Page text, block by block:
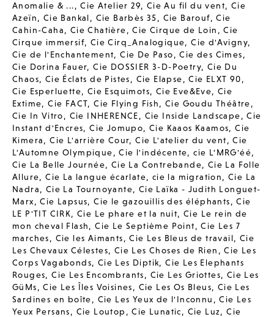
Anomalie & ...,Cie Atelier 29, Cie Au fil du vent, Cie
Azeïn, Cie Bankal, Cie Barbès 35, Cie Barouf,Cie
Cahin-Caha, Cie Chatière,Cie Cirque de Loin ,Cie
Cirque immersif, Cie Cirq_Analogique,Cie d'Avigny,
Cie de l'Enchantement,Cie De Paso,Cie des Cimes,
Cie Dorina Fauer,Cie DOSSIER 3-D-Poetry, Cie Du
Chaos, Cie Éclats de Pistes, Cie Elapse,Cie ELXT 90,
Cie Esperluette, Cie Esquimots, Cie Eve&Eve,Cie
Extime,Cie FACT,Cie Flying Fish,Cie Goudu Théâtre,
Cie In Vitro, Cie INHERENCE, Cie Inside Landscape,Cie
Instant d'Encres,Cie Jomupo,Cie Kaaos Kaamos,Cie
Kimera,Cie L'arrière Cour,Cie L'atelier du vent,Cie
L'Automne Olympique,Cie l'indécente,cie L'MRG'éé,
Cie La Belle Journée, Cie La Contrebande, Cie La Folle
Allure,Cie La langue écarlate, cie la migration,Cie La
Nadra, Cie La Tournoyante, Cie Laïka - Judith Longuet-
Marx,Cie Lapsus,Cie le gazouillis des éléphants,Cie
LE P'TIT CIRK,Cie Le phare et la nuit,Cie Le rein de
mon cheval Flash,Cie Le Septième Point,Cie Les 7
marches, Cie les Aimants,Cie Les Bleus de travail, Cie
Les Chevaux Célestes, Cie Les Choses de Rien ,Cie Les
Corps Vagabonds, Cie Les Diptik,Cie Les Elephants
Rouges,Cie Les Encombrants, Cie Les Griottes, Cie Les
GüMs,Cie Les Îles Voisines, Cie Les Os Bleus, Cie Les
Sardines en boîte, Cie Les Yeux de l'Inconnu ,Cie Les
Yeux Persans, Cie Loutop ,Cie Lunatic, Cie Luz,Cie